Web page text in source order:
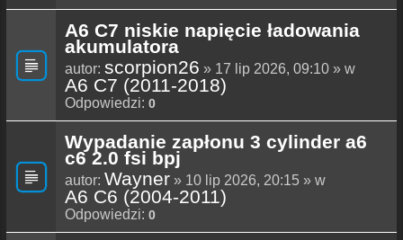
A6 C7 niskie napięcie ładowania
akumulatora
autor: scorpion26 » 17 lip 2026, 09:10 » w
A6 C7 (2011-2018)
Odpowiedzi: 0
Wypadanie zapłonu 3 cylinder a6
c6 2.0 fsi bpj
autor: Wayner » 10 lip 2026, 20:15 » w
A6 C6 (2004-2011)
Odpowiedzi: 0